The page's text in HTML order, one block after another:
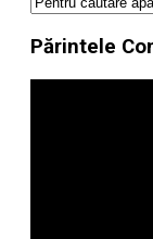
Părintele